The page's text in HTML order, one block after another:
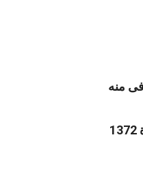
منه
وذلك بشرط أن يكون المال أو الشيء موضوع الرهن يمكن تسليمه عند موعد الإعادة. وقابل للبيع وذلك حسب ما تنص عليه المادة 1372